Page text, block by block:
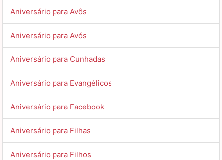
Aniversário para Avôs
Aniversário para Avós
Aniversário para Cunhadas
Aniversário para Evangélicos
Aniversário para Facebook
Aniversário para Filhas
Aniversário para Filhos